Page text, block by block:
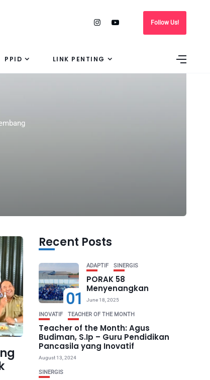
Follow Us!
PPID LINK PENTING
Recent Posts
01
ADAPTIF SINERGIS
PORAK 58
Menyenangkan
June 18, 2025
INOVATIF TEACHER OF THE MONTH
Teacher of the Month: Agus
Budiman, S.Ip – Guru Pendidikan
Pancasila yang Inovatif
August 13, 2024
SINERGIS